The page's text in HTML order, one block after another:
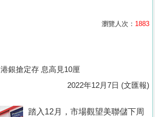
瀏覽人次： 1883
港銀搶定存 息高見10厘
2022年12月7日 (文匯報)
踏入12月，市場觀望美聯儲下周